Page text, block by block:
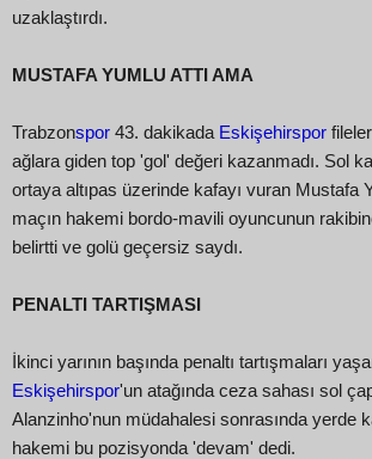
uzaklaştırdı.
MUSTAFA YUMLU ATTI AMA
Trabzonspor 43. dakikada Eskişehirspor
ağlara giden top 'gol' değeri kazanmadı. Sol
ortaya altıpas üzerinde kafayı vuran Mustafa
maçın hakemi bordo-mavili oyuncunun
belirtti ve golü geçersiz saydı.
PENALTI TARTIŞMASI
İkinci yarının başında penaltı tartışmaları
Eskişehirspor'un atağında ceza sahası sol
Alanzinho'nun müdahalesi sonrasında yerde
hakemi bu pozisyonda 'devam' dedi.